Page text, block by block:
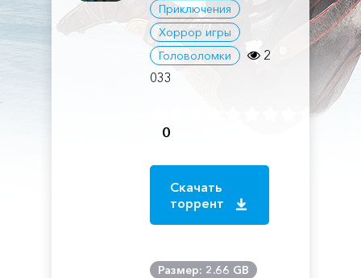
Приключения
Хоррор игры
Головоломки
2
033
0
Скачать
торрент
Размер: 2.66 GB